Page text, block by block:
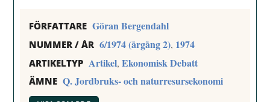
FÖRFATTARE Göran Bergendahl
NUMMER / ÅR 6/1974 (årgång 2), 1974
ARTIKELTYP Artikel,Ekonomisk Debatt
ÄMNE Q. Jordbruks- och naturresursekonomi